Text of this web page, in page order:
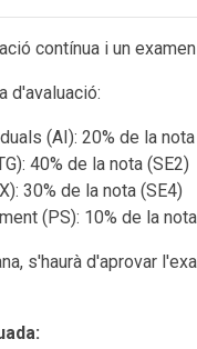
contínua i un
d'avaluació:
(AI): 20% de la nota
40% de la nota (SE2)
30% de la nota (SE4)
(PS): 10% de la nota
s'haurà d'aprovar